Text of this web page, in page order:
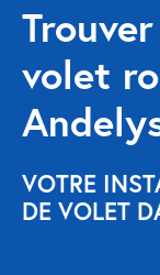
Réparation
Volet roulant Velux
Au-delà de la
Réparation store
Réparation portail
volet
VOTRE
DE VOLET